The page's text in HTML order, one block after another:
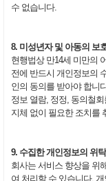
수 없습니다.
8. 미성년자 및 아동의 보
현행법상 만14세 미만의
전에 반드시 개인정보의
인의 동의를 받아야 합니
정보 열람, 정정, 동의철
지체 없이 필요한 조치를
9. 수집한 개인정보의 위
회사는 서비스 향상을 위
여 처리할 수 있습니다.